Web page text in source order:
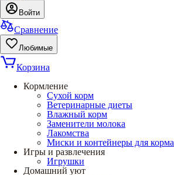
Войти
Сравнение
Любимые
Корзина
Кормление
Сухой корм
Ветеринарные диеты
Влажный корм
Заменители молока
Лакомства
Миски и контейнеры для корма
Игры и развлечения
Игрушки
Домашний уют